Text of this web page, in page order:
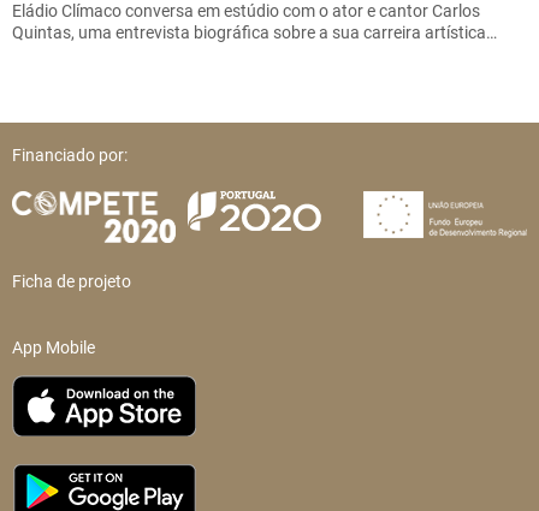
Eládio Clímaco conversa em estúdio com o ator e cantor Carlos
Quintas, uma entrevista biográfica sobre a sua carreira artística…
Financiado por:
Ficha de projeto
App Mobile